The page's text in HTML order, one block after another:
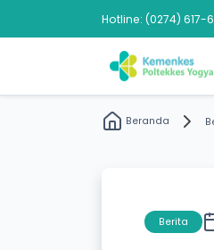
Hotline: (0274) 617-
Beranda
Berita